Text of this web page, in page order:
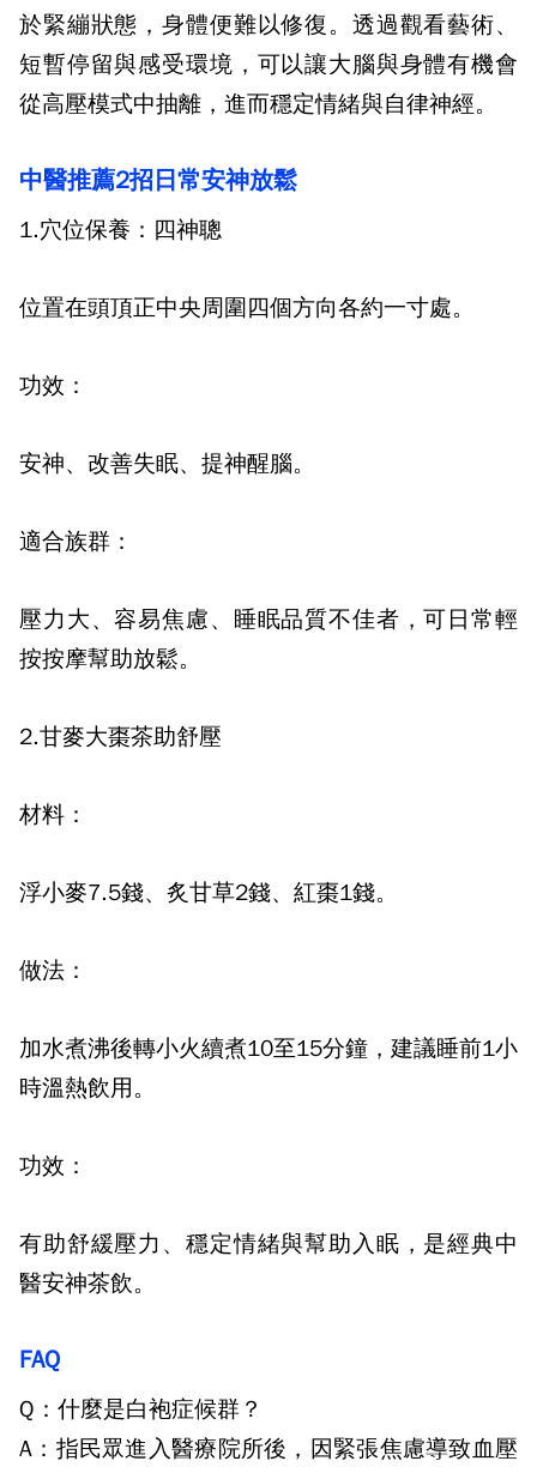
於緊繃狀態，身體便難以修復。透過觀看藝術、
短暫停留與感受環境，可以讓大腦與身體有機會
從高壓模式中抽離，進而穩定情緒與自律神經。
中醫推薦2招日常安神放鬆
1.穴位保養：四神聰
位置在頭頂正中央周圍四個方向各約一寸處。
功效：
安神、改善失眠、提神醒腦。
適合族群：
壓力大、容易焦慮、睡眠品質不佳者，可日常輕
按按摩幫助放鬆。
2.甘麥大棗茶助舒壓
材料：
浮小麥7.5錢、炙甘草2錢、紅棗1錢。
做法：
加水煮沸後轉小火續煮10至15分鐘，建議睡前1小
時溫熱飲用。
功效：
有助舒緩壓力、穩定情緒與幫助入眠，是經典中
醫安神茶飲。
FAQ
Q：什麼是白袍症候群？
A：指民眾進入醫療院所後，因緊張焦慮導致血壓